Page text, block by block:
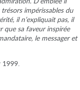
impérissables du
il n’expliquait pas, il
que sa faveur inspirée
le messager et
1999.